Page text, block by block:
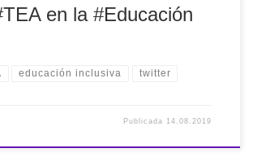
en la #Educación
educación inclusiva twitter
Publicada 14.08.2019